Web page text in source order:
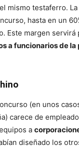
mismo testaferro.
hasta en un
Este margen
a funcionarios de la
(en unos
carece de
a
diseñado los